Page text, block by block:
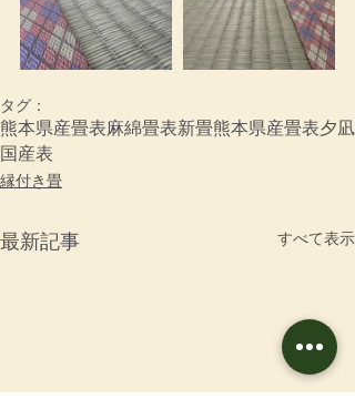
タグ：
熊本県産畳表麻綿畳表新畳熊本県産畳表夕凪
国産表
縁付き畳
最新記事 すべて表示